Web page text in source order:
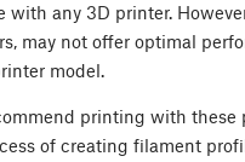
with any 3D printer.
may not offer optimal
model.
printing with these
of creating filament